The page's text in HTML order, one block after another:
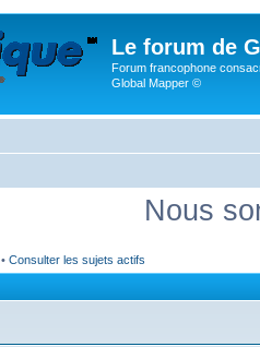
Le forum de
Forum francophone
Global Mapper ©
Nous
• Consulter les sujets actifs